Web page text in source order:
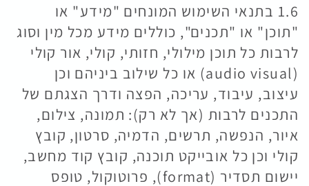
1.6 בתנאי השימוש המונחים "מידע" או
"תוכן" או "תכנים", כוללים מידע מכל מין וסוג
לרבות כל תוכן מילולי, חזותי, קולי, אור קולי
(audio visual) או כל שילוב ביניהם וכן
עיצוב, עיבוד, עריכה, הפצה ודרך הצגתם של
התכנים לרבות (אך לא רק): תמונה, צילום,
איור, הנפשה, תרשים, הדמיה, סרטון, קובץ
קולי וכן כל אובייקט תוכנה, קובץ קוד מחשב,
יישום תסדיר (format), פרוטוקול, טופס